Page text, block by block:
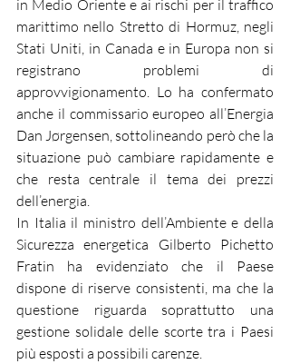
in Medio Oriente e ai rischi per il traffico
marittimo nello Stretto di Hormuz, negli
Stati Uniti, in Canada e in Europa non si
registrano problemi di
approvvigionamento. Lo ha confermato
anche il commissario europeo all’Energia
Dan Jørgensen, sottolineando però che la
situazione può cambiare rapidamente e
che resta centrale il tema dei prezzi
dell’energia.
In Italia il ministro dell’Ambiente e della
Sicurezza energetica Gilberto Pichetto
Fratin ha evidenziato che il Paese
dispone di riserve consistenti, ma che la
questione riguarda soprattutto una
gestione solidale delle scorte tra i Paesi
più esposti a possibili carenze.